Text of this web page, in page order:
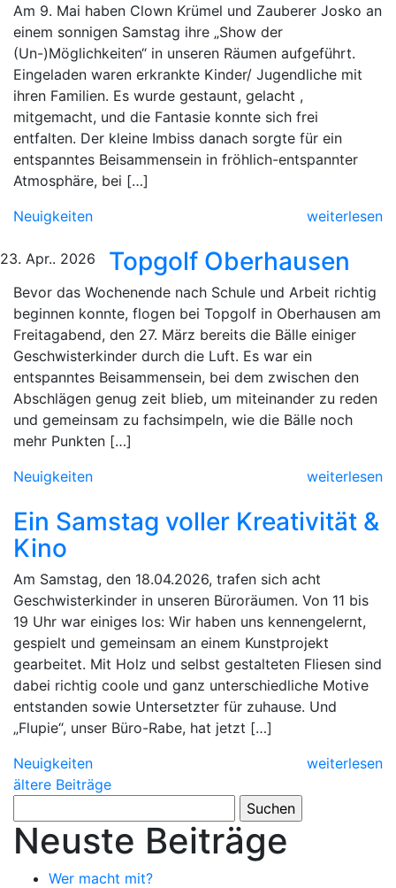
Am 9. Mai haben Clown Krümel und Zauberer Josko an
einem sonnigen Samstag ihre „Show der
(Un-)Möglichkeiten“ in unseren Räumen aufgeführt.
Eingeladen waren erkrankte Kinder/ Jugendliche mit
ihren Familien. Es wurde gestaunt, gelacht ,
mitgemacht, und die Fantasie konnte sich frei
entfalten. Der kleine Imbiss danach sorgte für ein
entspanntes Beisammensein in fröhlich-entspannter
Atmosphäre, bei […]
Neuigkeiten
weiterlesen
23. Apr.. 2026 Topgolf Oberhausen
Bevor das Wochenende nach Schule und Arbeit richtig
beginnen konnte, flogen bei Topgolf in Oberhausen am
Freitagabend, den 27. März bereits die Bälle einiger
Geschwisterkinder durch die Luft. Es war ein
entspanntes Beisammensein, bei dem zwischen den
Abschlägen genug zeit blieb, um miteinander zu reden
und gemeinsam zu fachsimpeln, wie die Bälle noch
mehr Punkten […]
Neuigkeiten
weiterlesen
Ein Samstag voller Kreativität &
Kino
Am Samstag, den 18.04.2026, trafen sich acht
Geschwisterkinder in unseren Büroräumen. Von 11 bis
19 Uhr war einiges los: Wir haben uns kennengelernt,
gespielt und gemeinsam an einem Kunstprojekt
gearbeitet. Mit Holz und selbst gestalteten Fliesen sind
dabei richtig coole und ganz unterschiedliche Motive
entstanden sowie Untersetzter für zuhause. Und
„Flupie“, unser Büro-Rabe, hat jetzt […]
Neuigkeiten
weiterlesen
ältere Beiträge
nach:
Neuste Beiträge
Wer macht mit?